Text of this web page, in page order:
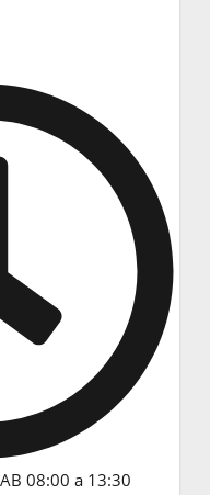
08:00 a 13:30